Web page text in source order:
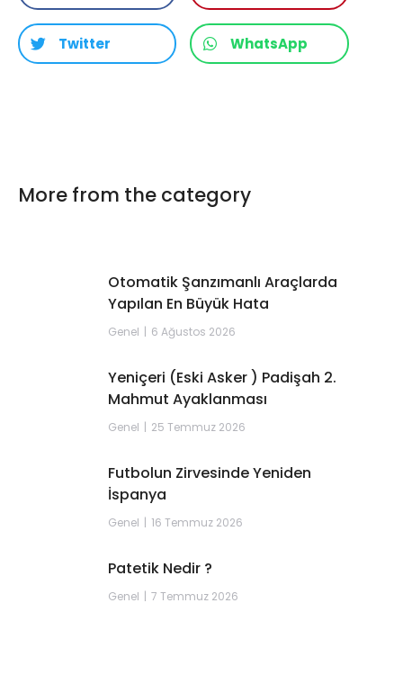
Twitter WhatsApp
More from the category
Otomatik Şanzımanlı Araçlarda
Yapılan En Büyük Hata
Genel 6 Ağustos 2026
Yeniçeri (Eski Asker ) Padişah 2.
Mahmut Ayaklanması
Genel 25 Temmuz 2026
Futbolun Zirvesinde Yeniden
İspanya
Genel 16 Temmuz 2026
Patetik Nedir ?
Genel 7 Temmuz 2026